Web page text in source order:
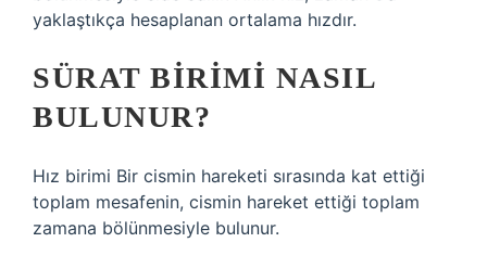
yaklaştıkça hesaplanan ortalama hızdır.
SÜRAT BIRIMI NASIL
BULUNUR?
Hız birimi Bir cismin hareketi sırasında kat ettiği
toplam mesafenin, cismin hareket ettiği toplam
zamana bölünmesiyle bulunur.